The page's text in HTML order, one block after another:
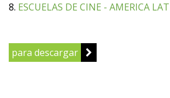
8. ESCUELAS DE CINE - AMERICA
para descargar